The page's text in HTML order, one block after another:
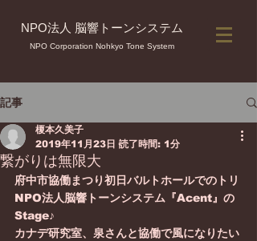
NPO法人 脳響トーンシステム
NPO Corporation Nohkyo Tone System
記事
繋がりは無限大
榎本久美子
2019年11月23日 読了時間: 1分
府中市協働まつり初日バルトホールでのトリ
NPO法人脳響トーンシステム『Acent』の
Stage♪
カナデ研究室、泉さんと協働で風になりたい